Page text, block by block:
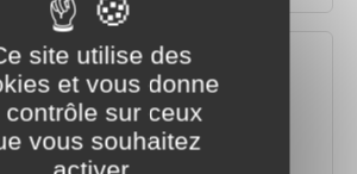
France avec un permis étranger
de séjour et documents de
site utilise des
et vous donne
contrôle sur ceux
vous souhaitez